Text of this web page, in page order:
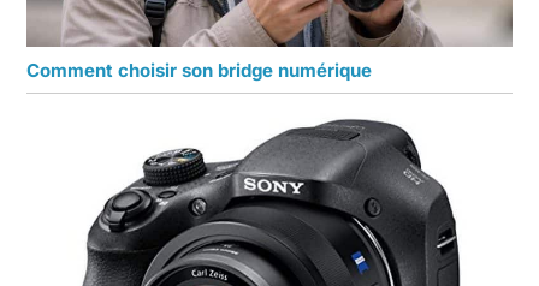
Comment choisir son bridge numérique